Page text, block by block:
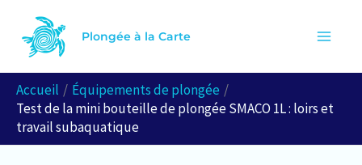
contenu
Plongée à la Carte
Accueil
Équipements de plongée
Test de la mini bouteille de plongée SMACO 1L : loirs et
travail subaquatique
e
h
e
r